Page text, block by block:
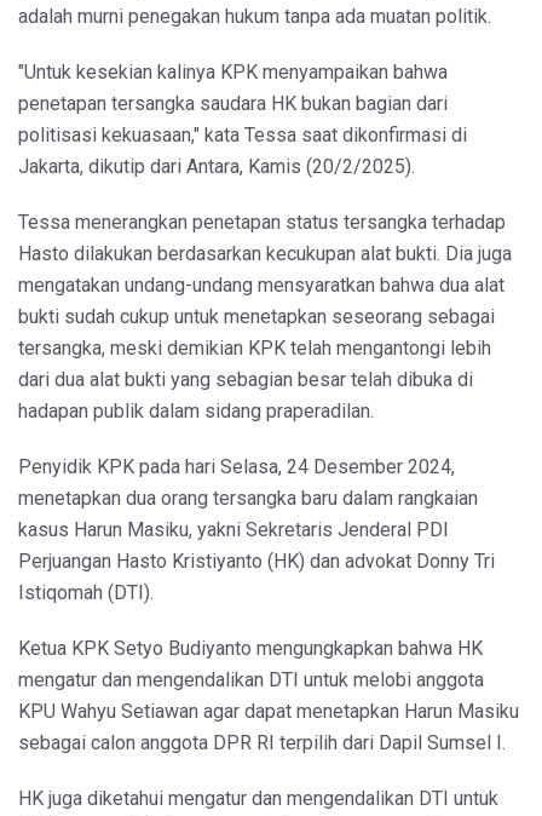
adalah murni penegakan hukum tanpa ada muatan politik.
"Untuk kesekian kalinya KPK menyampaikan bahwa
penetapan tersangka saudara HK bukan bagian dari
politisasi kekuasaan," kata Tessa saat dikonfirmasi di
Jakarta, dikutip dari Antara, Kamis (20/2/2025).
Tessa menerangkan penetapan status tersangka terhadap
Hasto dilakukan berdasarkan kecukupan alat bukti. Dia juga
mengatakan undang-undang mensyaratkan bahwa dua alat
bukti sudah cukup untuk menetapkan seseorang sebagai
tersangka, meski demikian KPK telah mengantongi lebih
dari dua alat bukti yang sebagian besar telah dibuka di
hadapan publik dalam sidang praperadilan.
Penyidik KPK pada hari Selasa, 24 Desember 2024,
menetapkan dua orang tersangka baru dalam rangkaian
kasus Harun Masiku, yakni Sekretaris Jenderal PDI
Perjuangan Hasto Kristiyanto (HK) dan advokat Donny Tri
Istiqomah (DTI).
Ketua KPK Setyo Budiyanto mengungkapkan bahwa HK
mengatur dan mengendalikan DTI untuk melobi anggota
KPU Wahyu Setiawan agar dapat menetapkan Harun Masiku
sebagai calon anggota DPR RI terpilih dari Dapil Sumsel I.
HK juga diketahui mengatur dan mengendalikan DTI untuk